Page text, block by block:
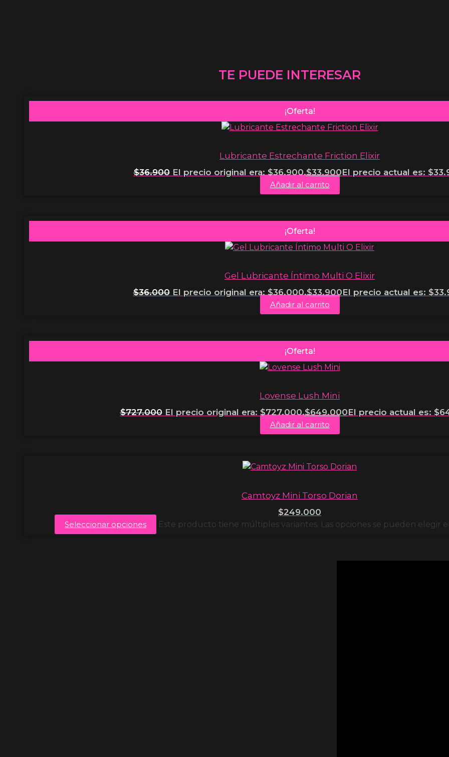
TE PUEDE INTERESAR
¡Oferta!
Lubricante Estrechante Friction Elixir
$36.900 El precio original era: $36.900.$33.900El precio actual es:
Añadir al carrito
¡Oferta!
Gel Lubricante Íntimo Multi O Elixir
$36.000 El precio original era: $36.000.$33.900El precio actual es:
Añadir al carrito
¡Oferta!
Lovense Lush Mini
$727.000 El precio original era: $727.000.$649.000El precio actual es:
Añadir al carrito
Camtoyz Mini Torso Dorian
$249.000
Seleccionar opciones Este producto tiene múltiples variantes. Las opciones se pueden elegir